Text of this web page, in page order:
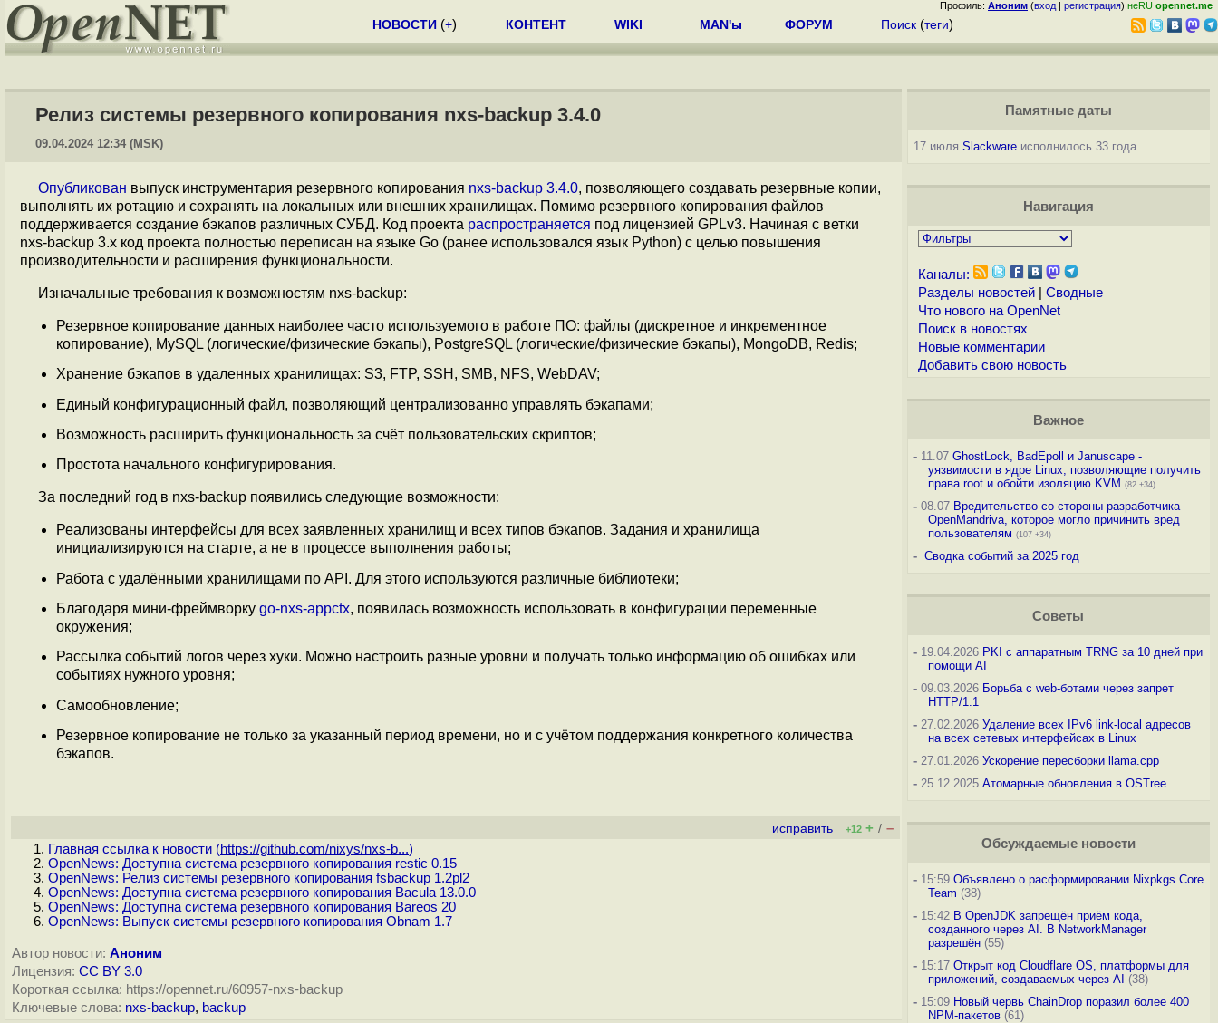
Профиль: Аноним (вход | регистрация) неRU opennet.me
НОВОСТИ (+) КОНТЕНТ WIKI MAN'ы ФОРУМ Поиск (теги)
Релиз системы резервного копирования nxs-backup 3.4.0
09.04.2024 12:34 (MSK)
Опубликован выпуск инструментария резервного копирования nxs-backup 3.4.0, позволяющего создавать резервные копии,
выполнять их ротацию и сохранять на локальных или внешних хранилищах. Помимо резервного копирования файлов
поддерживается создание бэкапов различных СУБД. Код проекта распространяется под лицензией GPLv3. Начиная с ветки
nxs-backup 3.x код проекта полностью переписан на языке Go (ранее использовался язык Python) с целью повышения
производительности и расширения функциональности.
Изначальные требования к возможностям nxs-backup:
Резервное копирование данных наиболее часто используемого в работе ПО: файлы (дискретное и инкрементное
копирование), MySQL (логические/физические бэкапы), PostgreSQL (логические/физические бэкапы), MongoDB, Redis;
Хранение бэкапов в удаленных хранилищах: S3, FTP, SSH, SMB, NFS, WebDAV;
Единый конфигурационный файл, позволяющий централизованно управлять бэкапами;
Возможность расширить функциональность за счёт пользовательских скриптов;
Простота начального конфигурирования.
За последний год в nxs-backup появились следующие возможности:
Реализованы интерфейсы для всех заявленных хранилищ и всех типов бэкапов. Задания и хранилища
инициализируются на старте, а не в процессе выполнения работы;
Работа с удалёнными хранилищами по API. Для этого используются различные библиотеки;
Благодаря мини-фреймворку go-nxs-appctx, появилась возможность использовать в конфигурации переменные
окружения;
Рассылка событий логов через хуки. Можно настроить разные уровни и получать только информацию об ошибках или
событиях нужного уровня;
Самообновление;
Резервное копирование не только за указанный период времени, но и с учётом поддержания конкретного количества
бэкапов.
исправить +12 + / –
Главная ссылка к новости (https://github.com/nixys/nxs-b...)
OpenNews: Доступна система резервного копирования restic 0.15
OpenNews: Релиз системы резервного копирования fsbackup 1.2pl2
OpenNews: Доступна система резервного копирования Bacula 13.0.0
OpenNews: Доступна система резервного копирования Bareos 20
OpenNews: Выпуск системы резервного копирования Obnam 1.7
Автор новости: Аноним
Лицензия: CC BY 3.0
Короткая ссылка: https://opennet.ru/60957-nxs-backup
Ключевые слова: nxs-backup, backup
Памятные даты
17 июля Slackwareисполнилось 33 года
Навигация
Каналы:
Разделы новостей| Сводные
Что нового на OpenNet
Поиск в новостях
Новые комментарии
Добавить свою новость
Важное
-11.07 GhostLock, BadEpoll и Januscape -
уязвимости в ядре Linux, позволяющие получить
права root и обойти изоляцию KVM (82 +34)
-08.07 Вредительство со стороны разработчика
OpenMandriva, которое могло причинить вред
пользователям (107 +34)
- Сводка событий за 2025 год
Советы
-19.04.2026 PKI с аппаратным TRNG за 10 дней при
помощи AI
-09.03.2026 Борьба с web-ботами через запрет
HTTP/1.1
-27.02.2026 Удаление всех IPv6 link-local адресов
на всех сетевых интерфейсах в Linux
-27.01.2026 Ускорение пересборки llama.cpp
-25.12.2025 Атомарные обновления в OSTree
Обсуждаемые новости
-15:59 Объявлено о расформировании Nixpkgs Core
Team (38)
-15:42 В OpenJDK запрещён приём кода,
созданного через AI. В NetworkManager
разрешён(55)
-15:17 Открыт код Cloudflare OS, платформы для
приложений, создаваемых через AI (38)
-15:09 Новый червь ChainDrop поразил более 400
NPM-пакетов(61)